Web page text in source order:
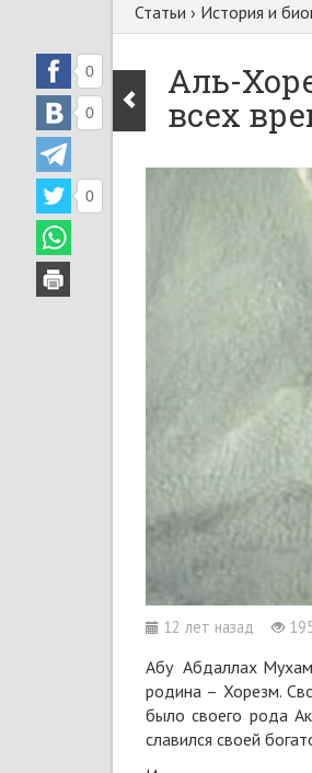
Статьи › История и
Аль-
всех
12 лет назад
0
0
0
Абу Аб­дал­лах
ро­ди­на – Хо­резм.
бы­ло сво­е­го ро­да
сла­вил­ся сво­ей